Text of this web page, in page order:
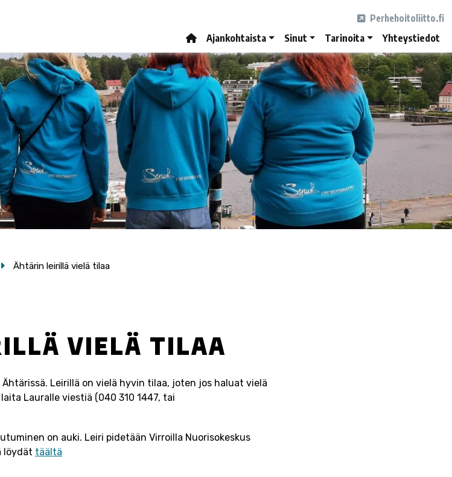
Perhehoitoliitto.fi
Ajankohtaista Sinut Tarinoita Yhteystiedot
Ähtärin leirillä vielä tilaa
VIELÄ TILAA
Leirillä on vielä hyvin tilaa, joten jos haluat vielä
Lauralle viestiä (040 310 1447, tai
on auki. Leiri pidetään Virroilla Nuorisokeskus
löydät täältä